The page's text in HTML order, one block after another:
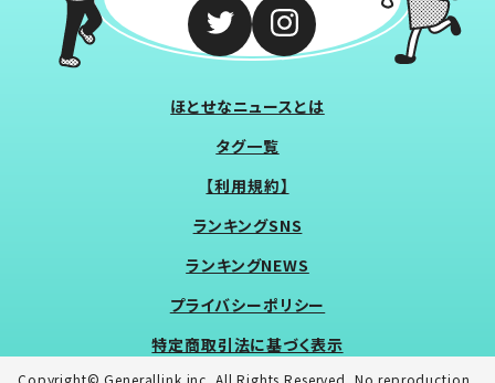
ほとせなニュースとは
タグ一覧
【利用規約】
ランキングSNS
ランキングNEWS
プライバシーポリシー
特定商取引法に基づく表示
Copyright© Generallink inc. All Rights Reserved. No reproduction